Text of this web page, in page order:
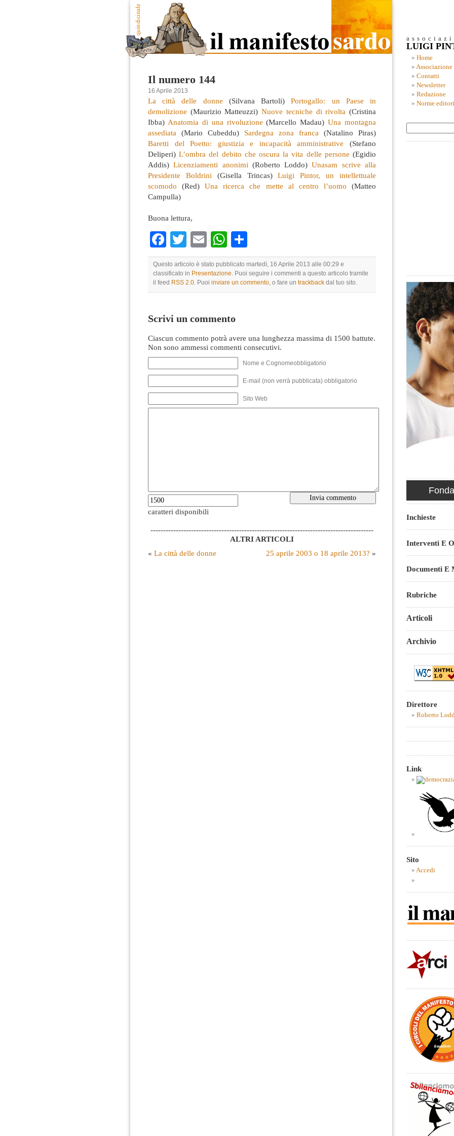
Il numero 144
16 Aprile 2013
La città delle donne (Silvana Bartoli)Portogallo: un Paese in
demolizione (Maurizio Matteuzzi)Nuove tecniche di rivolta (Cristina
Ibba) Anatomia di una rivoluzione (Marcello Madau)Una montagna
assediata (Mario Cubeddu) Sardegna zona franca (Natalino Piras)
Baretti del Poetto: giustizia e incapacità amministrative (Stefano
Deliperi)L’ombra del debito che oscura la vita delle persone (Egidio
Addis)Licenziamenti anonimi (Roberto Loddo)Unasam scrive alla
Presidente Boldrini (Gisella Trincas)Luigi Pintor, un intellettuale
scomodo (Red)Una ricerca che mette al centro l’uomo (Matteo
Campulla)
Buona lettura,
Facebook
TwitterEmailWhatsApp
Questo articolo è stato pubblicato martedì, 16 Aprile 2013 alle 00:29 e
classificato in Presentazione. Puoi seguire i commenti a questo articolo tramite
il feed RSS 2.0. Puoi inviare un commento, o fare un trackback dal tuo sito.
Scrivi un commento
Ciascun commento potrà avere una lunghezza massima di 1500 battute.
Non sono ammessi commenti consecutivi.
Nome e Cognomeobbligatorio
E-mail (non verrà pubblicata) obbligatorio
Sito Web
caratteri disponibili
----------------------------------------------------------------------------------------
ALTRI ARTICOLI
« La città delle donne 25 aprile 2003 o 18 aprile 2013? »
LUIGI
Home
Associazione
Contatti
Newsletter
Redazione
Norme
Inchieste
Interventi E
Documenti E
Rubriche
Articoli
Archivio
Direttore
Roberto
Link
Sito
Accedi